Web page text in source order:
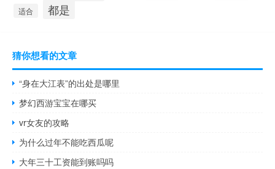
适合 都是
猜你想看的文章
“身在大江表”的出处是哪里
梦幻西游宝宝在哪买
vr女友的攻略
为什么过年不能吃西瓜呢
大年三十工资能到账吗吗